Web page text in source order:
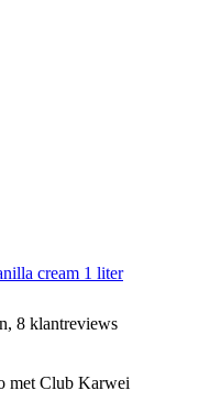
cream 1 liter
8 klantreviews
met Club Karwei